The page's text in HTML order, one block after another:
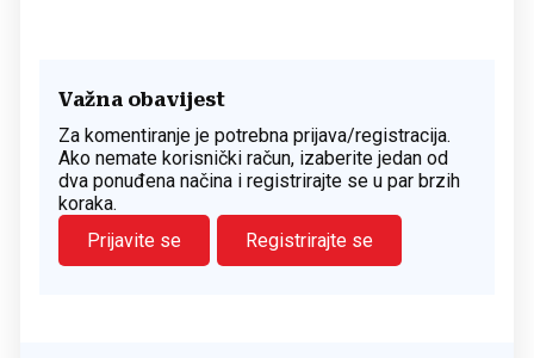
Važna obavijest
Za komentiranje je potrebna prijava/registracija.
Ako nemate korisnički račun, izaberite jedan od
dva ponuđena načina i registrirajte se u par brzih
koraka.
Prijavite se
Registrirajte se